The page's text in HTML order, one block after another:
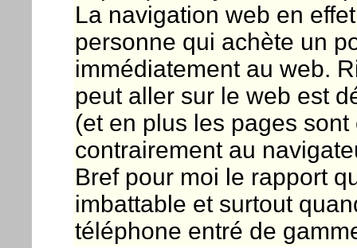
La navigation web en
personne qui achète un
immédiatement au web.
peut aller sur le web est
(et en plus les pages
contrairement au
Bref pour moi le rapport
imbattable et surtout
téléphone entré de